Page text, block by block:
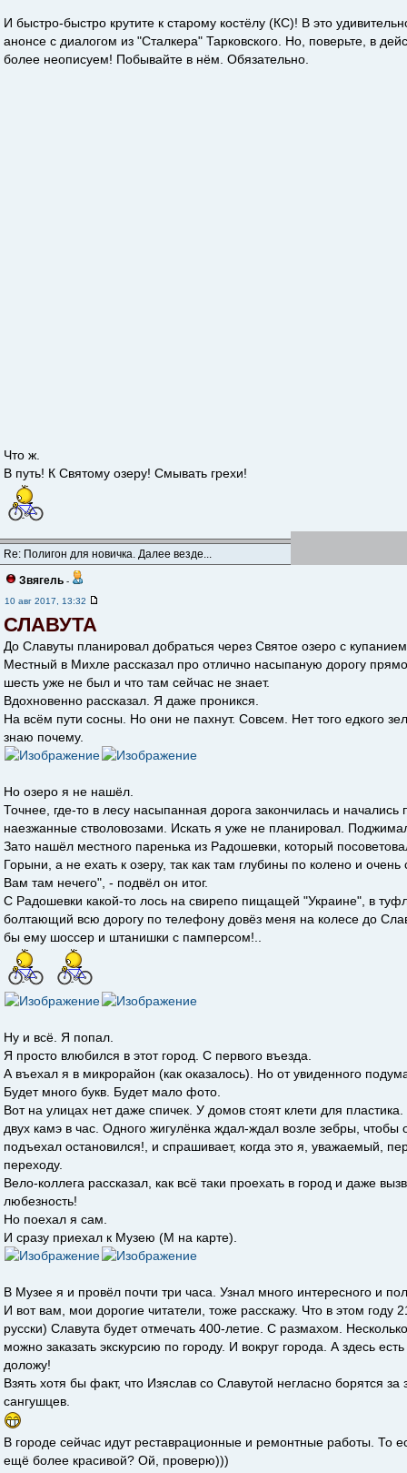
И быстро-быстро крутите к старому костёлу (КС)! В это
анонсе с диалогом из "Сталкера" Тарковского. Но, поверьте, в
более неописуем! Побывайте в нём. Обязательно.
Что ж.
В путь! К Святому озеру! Cмывать грехи!
Re: Полигон для новичка. Далее везде...
Звягель -
10 авг 2017, 13:32
СЛАВУТА
До Славуты планировал добраться через Святое озеро с
Местный в Михле рассказал про отлично насыпаную дорогу
шесть уже не был и что там сейчас не знает.
Вдохновенно рассказал. Я даже проникся.
На всём пути сосны. Но они не пахнут. Совсем. Нет того едкого
знаю почему.
Но озеро я не нашёл.
Точнее, где-то в лесу насыпанная дорога закончилась и начались
наезжанные стволовозами. Искать я уже не планировал.
Зато нашёл местного паренька из Радошевки, который
Горыни, а не ехать к озеру, так как там глубины по колено и
Вам там нечего", - подвёл он итог.
С Радошевки какой-то лось на свирепо пищащей "Украине", в
болтающий всю дорогу по телефону довёз меня на колесе до
бы ему шоссер и штанишки с памперсом!..
Ну и всё. Я попал.
Я просто влюбился в этот город. С первого въезда.
А въехал я в микрорайон (как оказалось). Но от увиденного
Будет много букв. Будет мало фото.
Вот на улицах нет даже спичек. У домов стоят клети для
двух камэ в час. Одного жигулёнка ждал-ждал возле зебры,
подъехал остановился!, и спрашивает, когда это я, уважаемый,
переходу.
Вело-коллега рассказал, как всё таки проехать в город и даже
любезность!
Но поехал я сам.
И сразу приехал к Музею (М на карте).
В Музее я и провёл почти три часа. Узнал много интересного и
И вот вам, мои дорогие читатели, тоже расскажу. Что в этом году
русски) Славута будет отмечать 400-летие. С размахом.
можно заказать экскурсию по городу. И вокруг города. А здесь
доложу!
Взять хотя бы факт, что Изяслав со Славутой негласно борятся
сангушцев.
В городе сейчас идут реставрационные и ремонтные работы. То
ещё более красивой? Ой, проверю)))